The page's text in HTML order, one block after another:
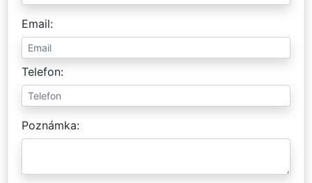
Email
Telefon
Poznámka